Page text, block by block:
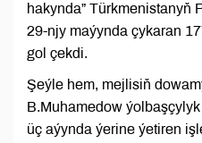
hakynda” Türkmenistanyň
29-njy maýynda çykaran
gol çekdi.
Şeýle hem, mejlisiň
B.Muhamedow
üç aýynda ýerine ýetiren